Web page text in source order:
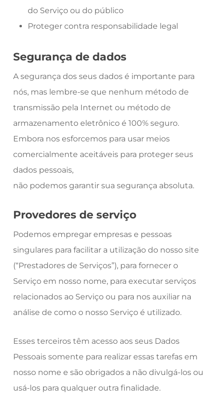
do Serviço ou do público
Proteger contra responsabilidade legal
Segurança de dados
A segurança dos seus dados é importante para
nós, mas lembre-se que nenhum método de
transmissão pela Internet ou método de
armazenamento eletrônico é 100% seguro.
Embora nos esforcemos para usar meios
comercialmente aceitáveis para proteger seus
dados pessoais,
não podemos garantir sua segurança absoluta.
Provedores de serviço
Podemos empregar empresas e pessoas
singulares para facilitar a utilização do nosso site
(“Prestadores de Serviços”), para fornecer o
Serviço em nosso nome, para executar serviços
relacionados ao Serviço ou para nos auxiliar na
análise de como o nosso Serviço é utilizado.
Esses terceiros têm acesso aos seus Dados
Pessoais somente para realizar essas tarefas em
nosso nome e são obrigados a não divulgá-los ou
usá-los para qualquer outra finalidade.